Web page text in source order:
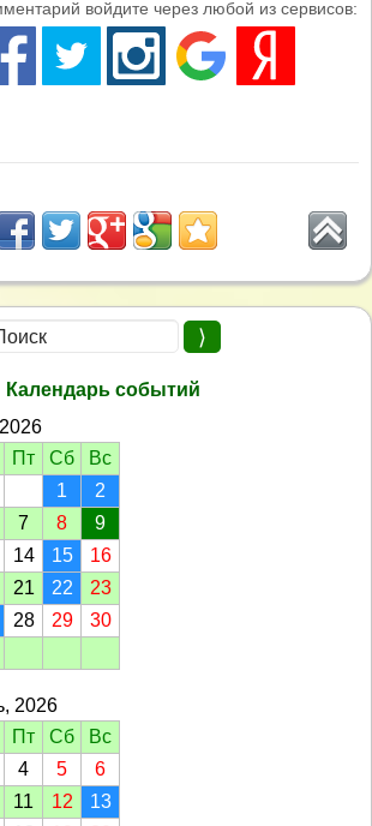
войдите через любой из сервисов:
Календарь событий
Пт Сб
Вс
1
2
7 8
9
14 15
16
21 22
23
28 29
30
2026
Пт Сб
Вс
4 5
6
11 12
13